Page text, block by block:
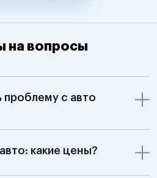
на вопросы
проблему с авто
какие цены?